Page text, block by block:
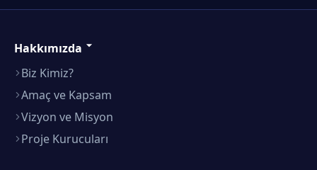
Hakkımızda
Biz Kimiz?
Amaç ve Kapsam
Vizyon ve Misyon
Proje Kurucuları